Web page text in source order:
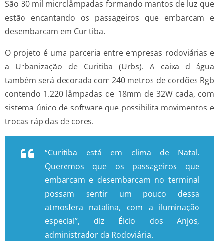
São 80 mil microlâmpadas formando mantos de luz que
estão encantando os passageiros que embarcam e
desembarcam em Curitiba.
O projeto é uma parceria entre empresas rodoviárias e
a Urbanização de Curitiba (Urbs). A caixa d água
também será decorada com 240 metros de cordões Rgb
contendo 1.220 lâmpadas de 18mm de 32W cada, com
sistema único de software que possibilita movimentos e
trocas rápidas de cores.
“Curitiba está em clima de Natal.
Queremos que os passageiros que
embarcam e desembarcam no terminal
possam sentir um pouco dessa
atmosfera natalina, com a iluminação
especial”, diz Élcio dos Anjos,
administrador da Rodoviária.